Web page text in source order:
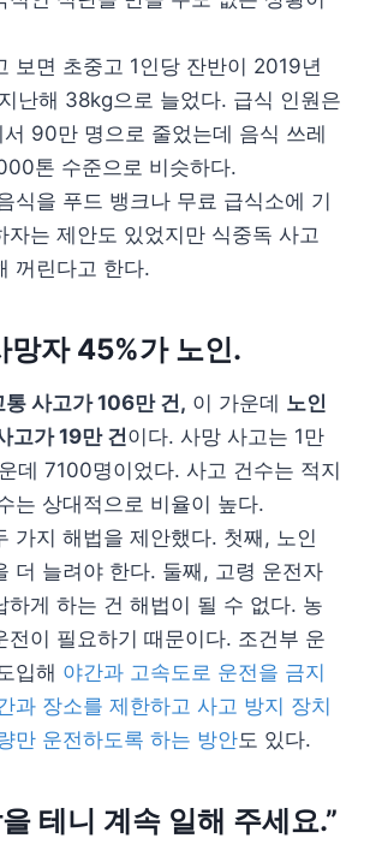
보면 초중고 1인당 잔반이 2019년
난해 38kg으로 늘었다. 급식 인원은
90만 명으로 줄었는데 음식 쓰레
톤 수준으로 비슷하다.
식을 푸드 뱅크나 무료 급식소에 기
자는 제안도 있었지만 식중독 사고
꺼린다고 한다.
망자 45%가 노인.
통 사고가 106만 건, 이 가운데 노인
고가 19만 건이다. 사망 사고는 1만
데 7100명이었다. 사고 건수는 적지
는 상대적으로 비율이 높다.
가지 해법을 제안했다. 첫째, 노인
더 늘려야 한다. 둘째, 고령 운전자
하게 하는 건 해법이 될 수 없다. 농
전이 필요하기 때문이다. 조건부 운
입해 야간과 고속도로 운전을 금지
과 장소를 제한하고 사고 방지 장치
만 운전하도록 하는 방안도 있다.
테니 계속 일해 주세요.”